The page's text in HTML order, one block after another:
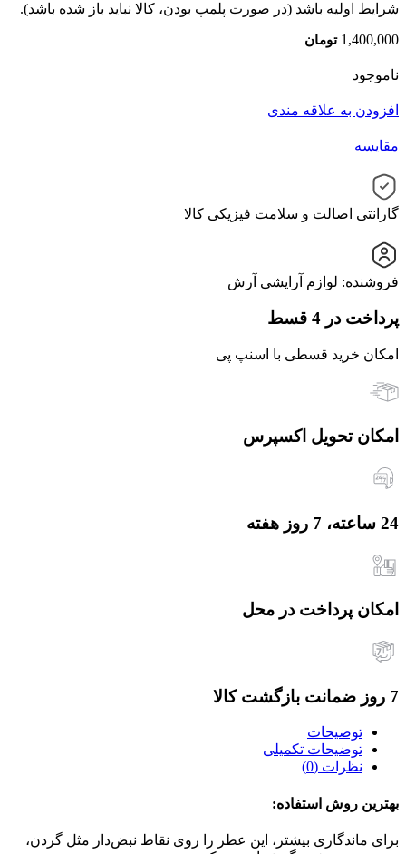
شرایط اولیه باشد (در صورت پلمپ بودن، کالا نباید باز شده باشد).
1,400,000 تومان
ناموجود
افزودن به علاقه مندی
مقایسه
گارانتی اصالت و سلامت فیزیکی کالا
فروشنده: لوازم آرایشی آرش
پرداخت در 4 قسط
امکان خرید قسطی با اسنپ پی
امکان تحویل اکسپرس
24 ساعته، 7 روز هفته
امکان پرداخت در محل
7 روز ضمانت بازگشت کالا
توضیحات
توضیحات تکمیلی
نظرات (0)
بهترین روش استفاده:
برای ماندگاری بیشتر، این عطر را روی نقاط نبض‌دار مثل گردن،